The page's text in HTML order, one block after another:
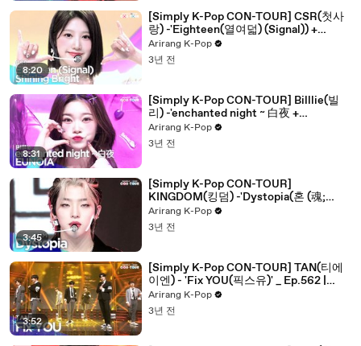
8:20
[Simply K-Pop CON-TOUR] CSR(첫사
랑) -'Eighteen(열여덟) (Signal)) +
Shining Bright(빛을 따라서)' ★Simply's
Spotlight★_ Ep.563 | [4K]
Arirang K-Pop
3년 전
8:31
[Simply K-Pop CON-TOUR] Billlie(빌
리) -'enchanted night ~ 白夜 +
EUNOIA(유노이아)' ★Simply's
Spotlight★_ Ep.562 | [4K]
Arirang K-Pop
3년 전
3:45
[Simply K-Pop CON-TOUR]
KINGDOM(킹덤) -'Dystopia(혼 (魂;
Dystopia))' _ Ep.562 | [4K]
Arirang K-Pop
3년 전
3:52
[Simply K-Pop CON-TOUR] TAN(티에
이엔) - 'Fix YOU(픽스유)' _ Ep.562 |
[4K]
Arirang K-Pop
3년 전